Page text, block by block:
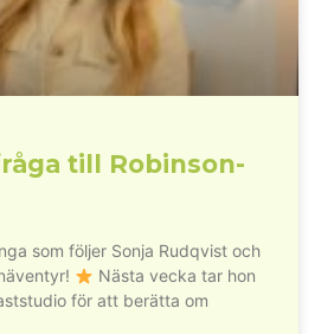
till Robinson-
som följer Sonja Rudqvist och
Nästa vecka tar hon
för att berätta om